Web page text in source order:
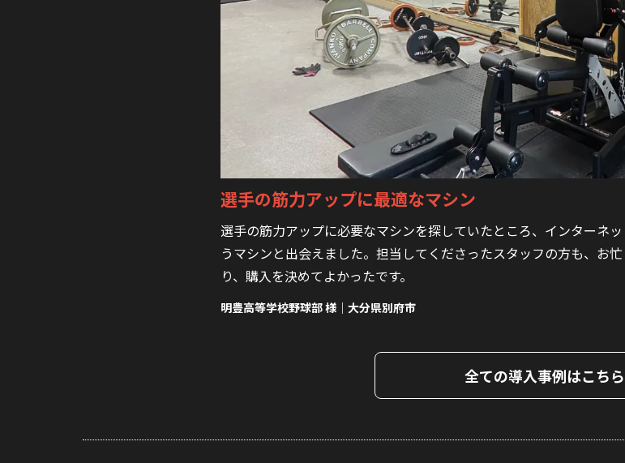
選手の筋力アップに最適なマシン
選手の筋力アップに必要なマシンを探していたところ、インターネ
うマシンと出会えました。担当してくださったスタッフの方も、お
り、購入を決めてよかったです。
明豊高等学校野球部 様｜大分県別府市
全ての導入事例はこちら